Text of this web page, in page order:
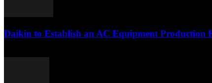
Daikin to Establish an AC Equipment Production